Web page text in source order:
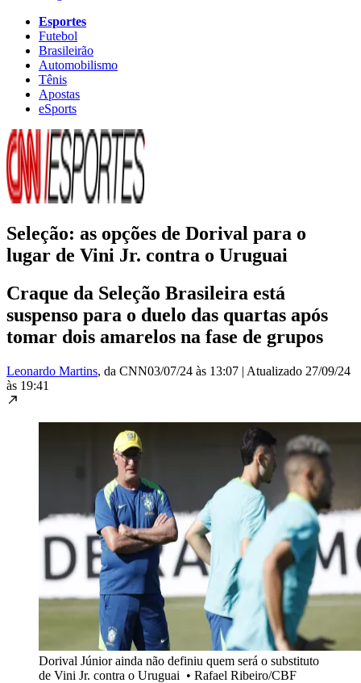
Esportes
Futebol
Brasileirão
Automobilismo
Tênis
Apostas
eSports
Seleção: as opções de Dorival para o
lugar de Vini Jr. contra o Uruguai
Craque da Seleção Brasileira está
suspenso para o duelo das quartas após
tomar dois amarelos na fase de grupos
Leonardo Martins, da CNN03/07/24 às 13:07 | Atualizado 27/09/24
às 19:41
Dorival Júnior ainda não definiu quem será o substituto
de Vini Jr. contra o Uruguai • Rafael Ribeiro/CBF